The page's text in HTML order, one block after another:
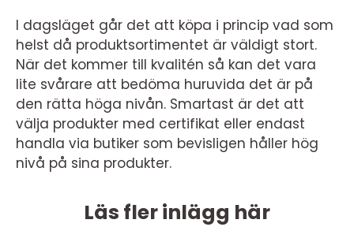
I dagsläget går det att köpa i princip vad som
helst då produktsortimentet är väldigt stort.
När det kommer till kvalitén så kan det vara
lite svårare att bedöma huruvida det är på
den rätta höga nivån. Smartast är det att
välja produkter med certifikat eller endast
handla via butiker som bevisligen håller hög
nivå på sina produkter.
Läs fler inlägg här